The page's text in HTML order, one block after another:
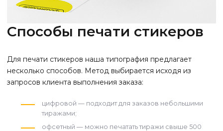
Способы печати стикеров
Для печати стикеров наша типография предлагает
несколько способов. Метод выбирается исходя из
запросов клиента выполнения заказа:
цифровой — подходит для заказов небольшими
тиражами;
офсетный — можно печатать тиражи свыше 500